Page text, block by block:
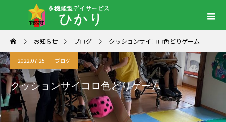
お知らせ ブログ クッションサイコロ色どりゲーム
2022.07.25 ブログ
クッションサイコロ色どりゲーム